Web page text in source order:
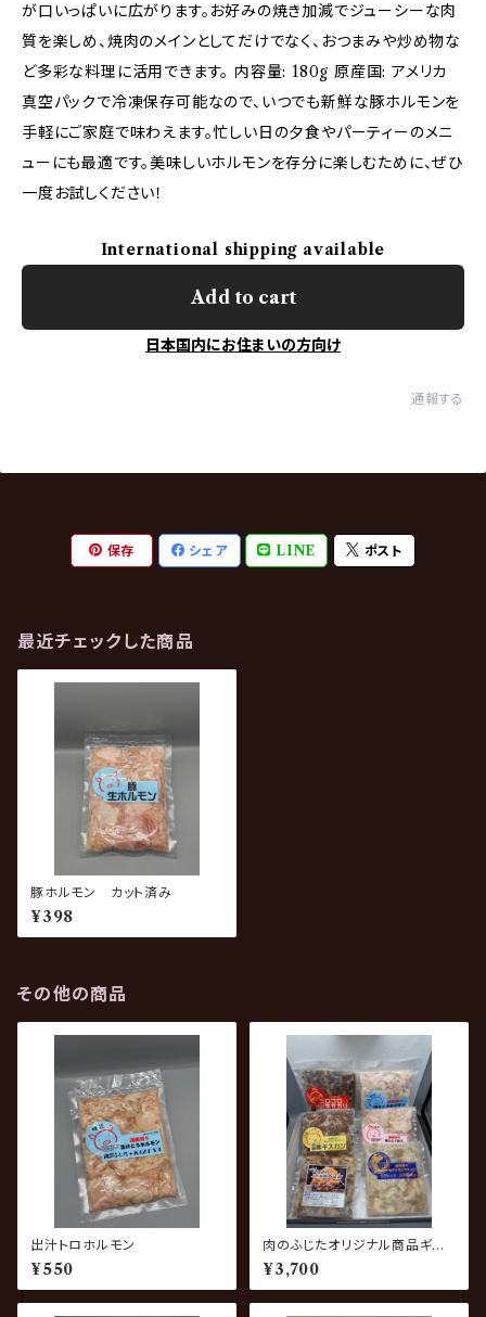
が口いっぱいに広がります。お好みの焼き加減でジューシーな肉
質を楽しめ、焼肉のメインとしてだけでなく、おつまみや炒め物な
ど多彩な料理に活用できます。 内容量: 180g 原産国: アメリカ
真空パックで冷凍保存可能なので、いつでも新鮮な豚ホルモンを
手軽にご家庭で味わえます。忙しい日の夕食やパーティーのメニ
ューにも最適です。美味しいホルモンを存分に楽しむために、ぜひ
一度お試しください！
International shipping available
Add to cart
日本国内にお住まいの方向け
通報する
保存 シェア LINE ポスト
最近チェックした商品
豚ホルモン カット済み
¥398
その他の商品
出汁トロホルモン
¥550
肉のふじたオリジナル商品ギフト
セット
¥3,700